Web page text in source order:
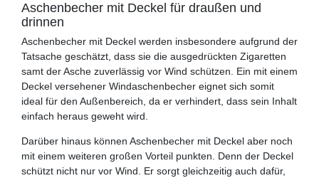
Aschenbecher mit Deckel für draußen und
drinnen
Aschenbecher mit Deckel werden insbesondere aufgrund der
Tatsache geschätzt, dass sie die ausgedrückten Zigaretten
samt der Asche zuverlässig vor Wind schützen. Ein mit einem
Deckel versehener Windaschenbecher eignet sich somit
ideal für den Außenbereich, da er verhindert, dass sein Inhalt
einfach heraus geweht wird.
Darüber hinaus können Aschenbecher mit Deckel aber noch
mit einem weiteren großen Vorteil punkten. Denn der Deckel
schützt nicht nur vor Wind. Er sorgt gleichzeitig auch dafür,